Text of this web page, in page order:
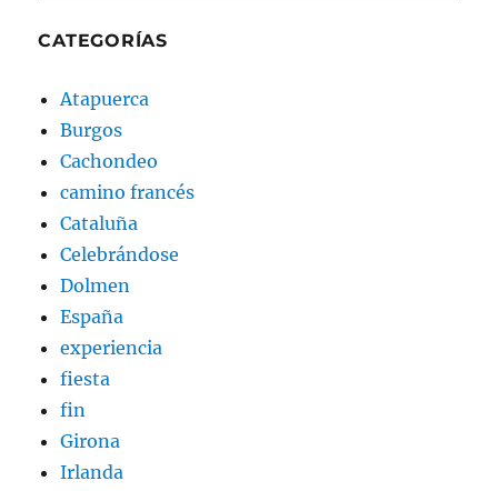
CATEGORÍAS
Atapuerca
Burgos
Cachondeo
camino francés
Cataluña
Celebrándose
Dolmen
España
experiencia
fiesta
fin
Girona
Irlanda